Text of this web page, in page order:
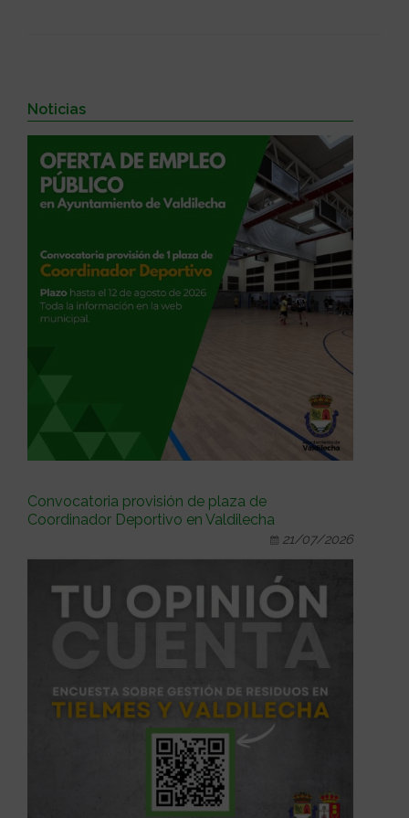
Noticias
Convocatoria provisión de plaza de
Coordinador Deportivo en Valdilecha
21/07/2026